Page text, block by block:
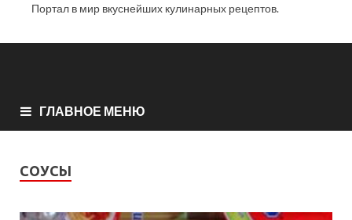
Портал в мир вкуснейших кулинарных рецептов.
ГЛАВНОЕ МЕНЮ
СОУСЫ